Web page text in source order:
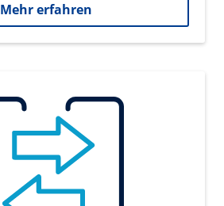
Mehr erfahren